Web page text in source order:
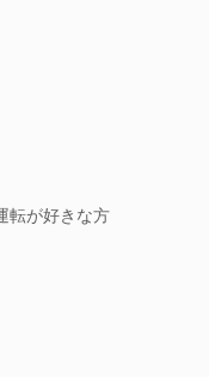
転が好きな方